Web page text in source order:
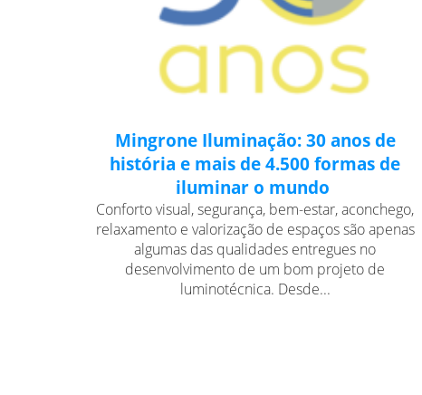
Mingrone Iluminação: 30 anos de
história e mais de 4.500 formas de
iluminar o mundo
Conforto visual, segurança, bem-estar, aconchego,
relaxamento e valorização de espaços são apenas
algumas das qualidades entregues no
desenvolvimento de um bom projeto de
luminotécnica. Desde...